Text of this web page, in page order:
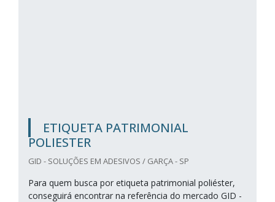
ETIQUETA PATRIMONIAL
POLIESTER
GID - SOLUÇÕES EM ADESIVOS / GARÇA - SP
Para quem busca por etiqueta patrimonial poliéster,
conseguirá encontrar na referência do mercado GID -